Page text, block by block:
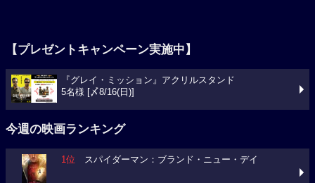
5名様 [〆8/16(日)]
今週の映画ランキング
2位 映画ちいかわ 人魚の島のひみつ